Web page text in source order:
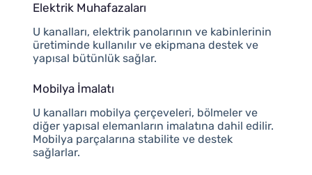
Elektrik Muhafazaları
U kanalları, elektrik panolarının ve kabinlerinin
üretiminde kullanılır ve ekipmana destek ve
yapısal bütünlük sağlar.
Mobilya İmalatı
U kanalları mobilya çerçeveleri, bölmeler ve
diğer yapısal elemanların imalatına dahil edilir.
Mobilya parçalarına stabilite ve destek
sağlarlar.